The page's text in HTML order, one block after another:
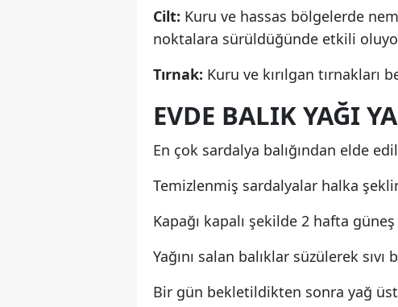
Cilt: Kuru ve hassas bölgelerde
noktalara sürüldüğünde etkili
Tırnak: Kuru ve kırılgan tırnakları
EVDE BALIK YAĞI
En çok sardalya balığından elde
Temizlenmiş sardalyalar halka
Kapağı kapalı şekilde 2 hafta
Yağını salan balıklar süzülerek sıvı
Bir gün bekletildikten sonra yağ